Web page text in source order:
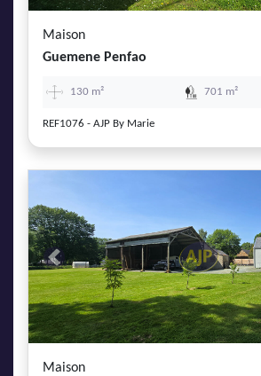
Maison
Guemene Penfao
130 m² 701 m²
REF1076 - AJP By Marie
Previous
Maison